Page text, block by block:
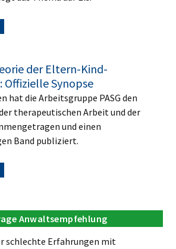
der Eltern-Kind-
Synopse
hat die Arbeitsgruppe PASG den
therapeutischen Arbeit und der
und einen
Band publiziert.
Anwaltsempfehlung
schlechte Erfahrungen mit